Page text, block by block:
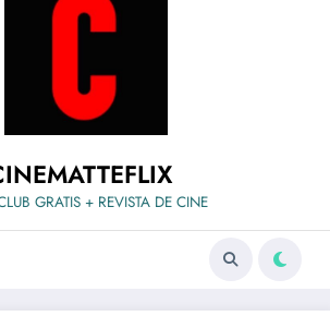
GRATIS + REVISTA DE CINE